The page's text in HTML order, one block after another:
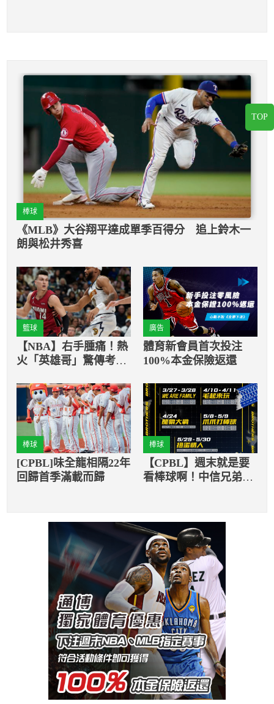
棒球
《MLB》大谷翔平達成單季百得分 追上鈴木一
朗與松井秀喜
籃球
【NBA】右手腫痛！熱
火「英雄哥」驚傳考慮
廣告
體育新會員首次投注
100%本金保險返還
棒球
[CPBL]味全龍相隔22年
回歸首季滿載而歸
棒球
【CPBL】週末就是要
看棒球啊！中信兄弟推
TOP